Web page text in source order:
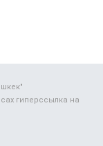
гиперссылка на